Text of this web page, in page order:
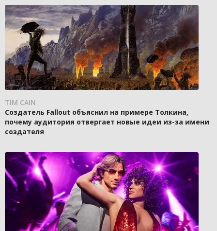
TIM CAIN
Создатель Fallout объяснил на примере Толкина,
почему аудитория отвергает новые идеи из-за имени
создателя